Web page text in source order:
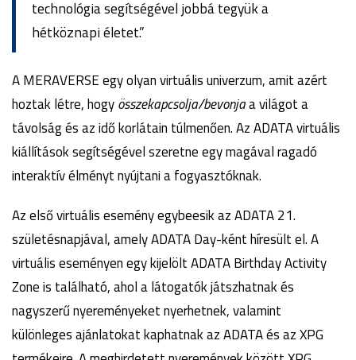
technológia segítségével jobbá tegyük a
hétköznapi életet.”
A MERAVERSE egy olyan virtuális univerzum, amit azért
hoztak létre, hogyösszekapcsolja/bevonjaa világot a
távolság és az idő korlátain túlmenően. Az ADATA virtuális
kiállítások segítségével szeretne egy magával ragadó
interaktív élményt nyújtani a fogyasztóknak.
Az első virtuális esemény egybeesik az ADATA 21.
születésnapjával, amely ADATA Day-ként híresült el. A
virtuális eseményen egy kijelölt ADATA Birthday Activity
Zone is található, ahol a látogatók játszhatnak és
nagyszerű nyereményeket nyerhetnek, valamint
különleges ajánlatokat kaphatnak az ADATA és az XPG